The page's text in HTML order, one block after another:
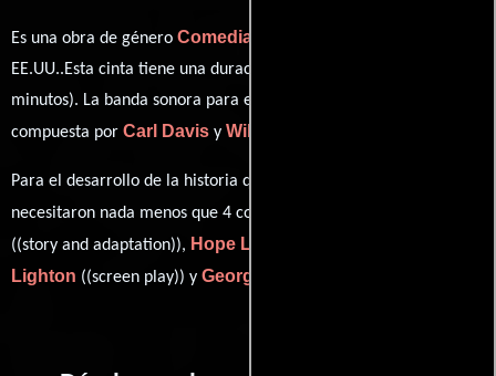
Es una obra de género Comedia
EE.UU..Esta cinta tiene una duración de 01 hr 12 min (72
minutos). La banda sonora para esta producción ha sido
compuesta por Carl Davis y William P. Perry
Para el desarrollo de la historia que cuenta esta obra, se
necesitaron nada menos que 4 colaboraciones.
((story and adaptation)), Hope Loring
Lighton ((screen play)) y George Marion Jr.